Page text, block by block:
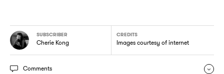
SUBSCRIBER
Cherie Kong
CREDITS
Images courtesy of internet
Comments